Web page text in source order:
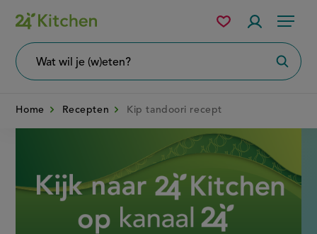
Overslaan
en
naar
Menu
wil
Mijn
bewaarde
Home Recepten Kip tandoori recept